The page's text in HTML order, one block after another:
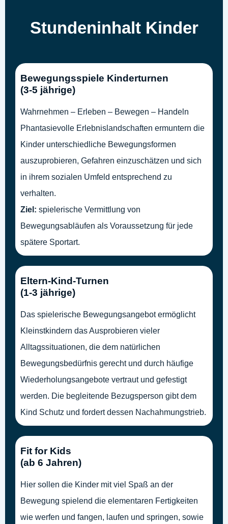
Stundeninhalt Kinder
Bewegungsspiele Kinderturnen
(3-5 jährige)
Wahrnehmen – Erleben – Bewegen – Handeln
Phantasievolle Erlebnislandschaften ermuntern die
Kinder unterschiedliche Bewegungsformen
auszuprobieren, Gefahren einzuschätzen und sich
in ihrem sozialen Umfeld entsprechend zu
verhalten.
Ziel: spielerische Vermittlung von
Bewegungsabläufen als Voraussetzung für jede
spätere Sportart.
Eltern-Kind-Turnen
(1-3 jährige)
Das spielerische Bewegungsangebot ermöglicht
Kleinstkindern das Ausprobieren vieler
Alltagssituationen, die dem natürlichen
Bewegungsbedürfnis gerecht und durch häufige
Wiederholungsangebote vertraut und gefestigt
werden. Die begleitende Bezugsperson gibt dem
Kind Schutz und fordert dessen Nachahmungstrieb.
Fit for Kids
(ab 6 Jahren)
Hier sollen die Kinder mit viel Spaß an der
Bewegung spielend die elementaren Fertigkeiten
wie werfen und fangen, laufen und springen, sowie